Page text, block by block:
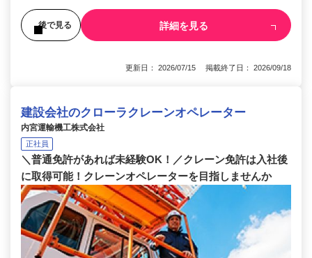
後で見る 詳細を見る
更新日： 2026/07/15 掲載終了日： 2026/09/18
建設会社のクローラクレーンオペレーター
内宮運輸機工株式会社
正社員
＼普通免許があれば未経験OK！／クレーン免許は入社後
に取得可能！クレーンオペレーターを目指しませんか